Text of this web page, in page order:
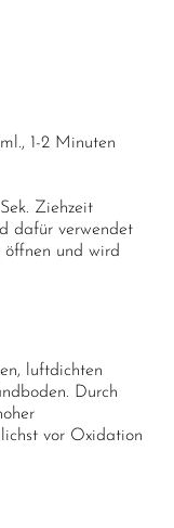
1-2 Minuten
Ziehzeit
dafür verwendet
und wird
luftdichten
Durch
vor Oxidation